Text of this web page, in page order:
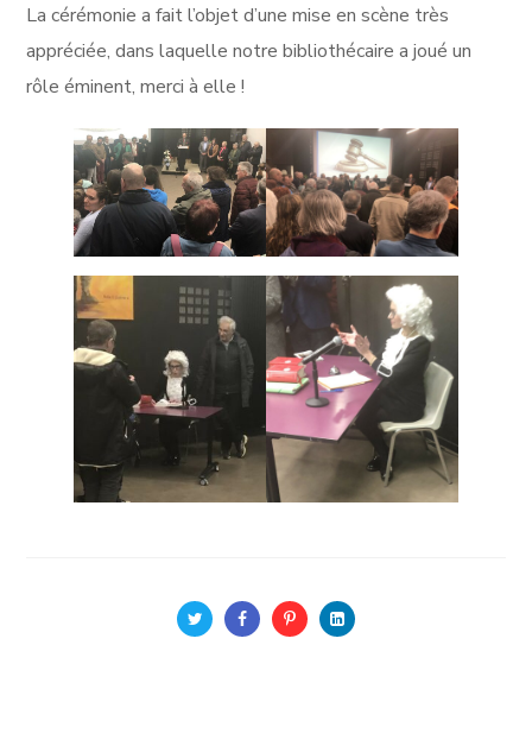
La cérémonie a fait l’objet d’une mise en scène très
appréciée, dans laquelle notre bibliothécaire a joué un
rôle éminent, merci à elle !